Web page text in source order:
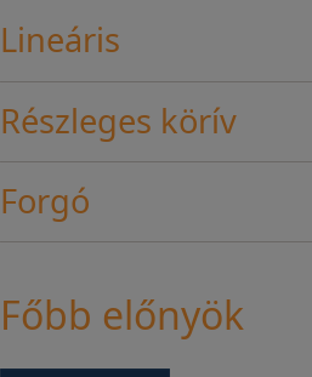
Lineáris
Részleges körív
Forgó
Főbb előnyök